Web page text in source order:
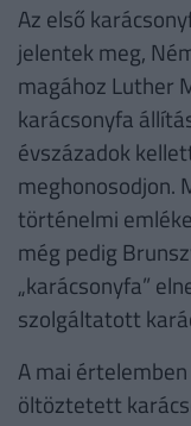
Az első
jelentek meg,
magához Luther
karácsonyfa
évszázadok
meghonosodjon.
történelmi
még pedig
„karácsonyfa”
szolgáltatott
A mai
öltöztetett